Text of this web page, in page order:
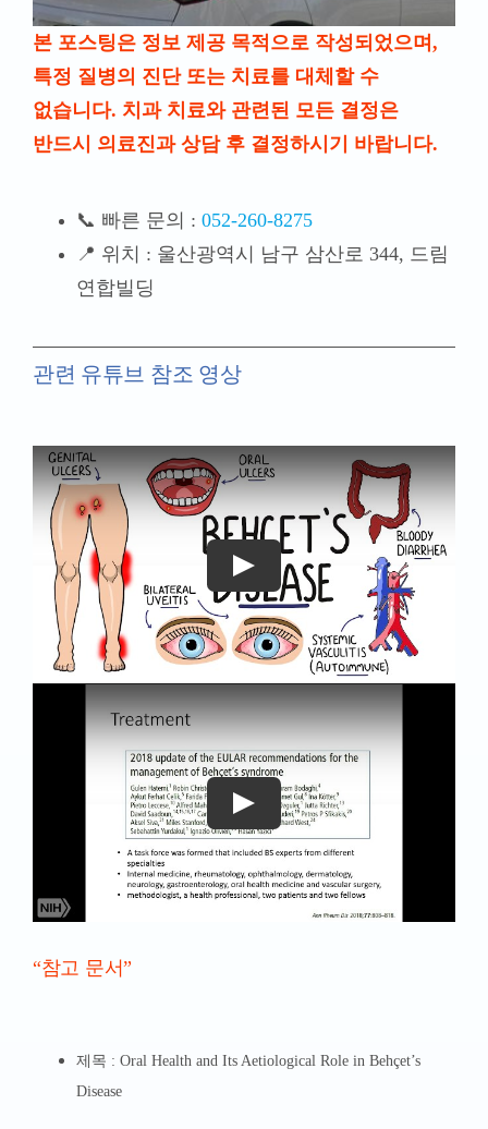
본 포스팅은 정보 제공 목적으로 작성되었으며,
특정 질병의 진단 또는 치료를 대체할 수
없습니다. 치과 치료와 관련된 모든 결정은
반드시 의료진과 상담 후 결정하시기 바랍니다.
📞 빠른 문의 : 052-260-8275
📍 위치 : 울산광역시 남구 삼산로 344, 드림
연합빌딩
관련 유튜브 참조 영상
“참고 문서”
제목 : Oral Health and Its Aetiological Role in Behçet’s
Disease